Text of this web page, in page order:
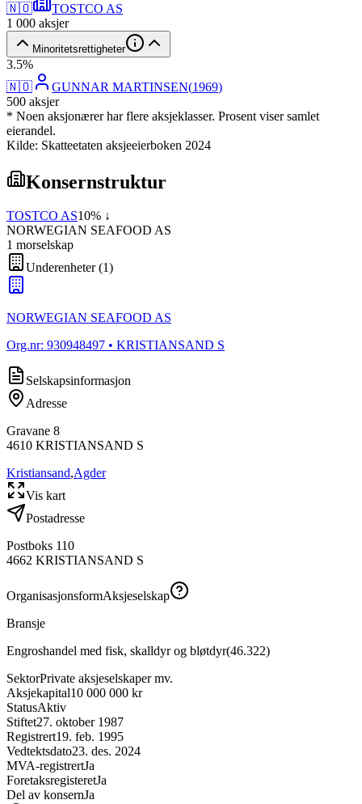
🇳🇴
TOSTCO AS
1 000 aksjer
Minoritetsrettigheter
3.5%
🇳🇴
GUNNAR MARTINSEN(1969)
500 aksjer
* Noen aksjonærer har flere aksjeklasser. Prosent viser samlet
eierandel.
Kilde: Skatteetaten aksjeeierboken 2024
Konsernstruktur
TOSTCO AS10% ↓
NORWEGIAN SEAFOOD AS
1 morselskap
Underenheter(1)
NORWEGIAN SEAFOOD AS
Org.nr: 930948497 • KRISTIANSAND S
Selskapsinformasjon
Adresse
Gravane 8
4610 KRISTIANSAND S
Kristiansand,Agder
Vis kart
Postadresse
Postboks 110
4662 KRISTIANSAND S
OrganisasjonsformAksjeselskap
Bransje
Engroshandel med fisk, skalldyr og bløtdyr(46.322)
SektorPrivate aksjeselskaper mv.
Aksjekapital10 000 000 kr
StatusAktiv
Stiftet27. oktober 1987
Registrert19. feb. 1995
Vedtektsdato23. des. 2024
MVA-registrertJa
ForetaksregisteretJa
Del av konsernJa